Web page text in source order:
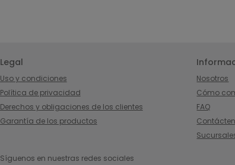
Legal
Uso y condiciones
Política de privacidad
Derechos y obligaciones de los clientes
Garantía de los productos
Nosotros
Cómo
FAQ
Síguenos en nuestras redes sociales